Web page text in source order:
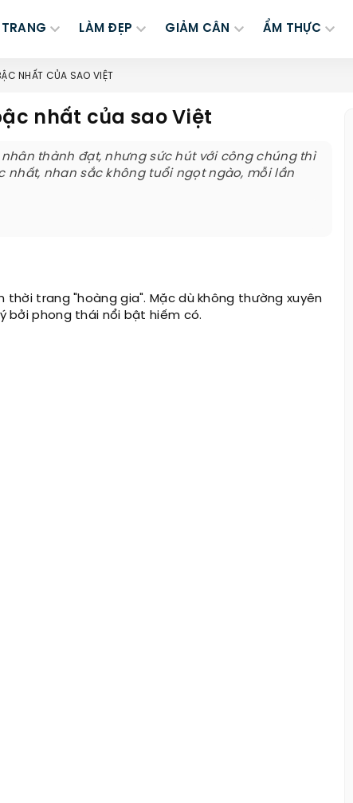
LÀM ĐẸP GIẢM CÂN ẨM THỰC
NHẤT CỦA SAO VIỆT
nhất của sao Việt
thành đạt, nhưng sức hút với công chúng thì
nhất, nhan sắc không tuổi ngọt ngào, mỗi lần
thời trang "hoàng gia". Mặc dù không thường xuyên
bởi phong thái nổi bật hiếm có.